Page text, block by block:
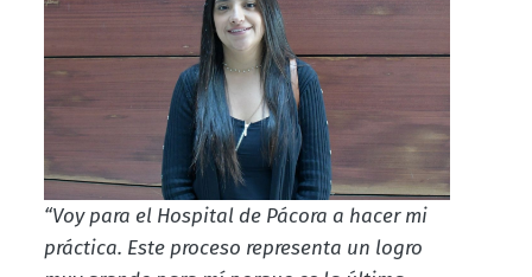
“Voy para el Hospital de Pácora a hacer mi
práctica. Este proceso representa un logro